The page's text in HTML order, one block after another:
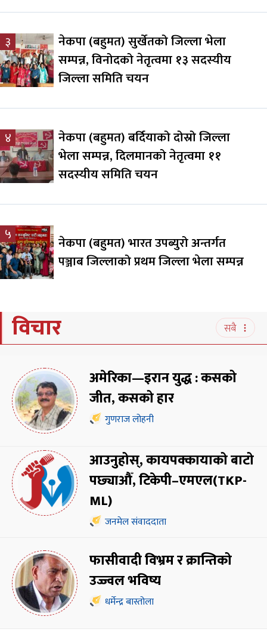
३
नेकपा (बहुमत) सुर्खेतको जिल्ला भेला
सम्पन्न, विनोदको नेतृत्वमा १३ सदस्यीय
जिल्ला समिति चयन
४
नेकपा (बहुमत) बर्दियाको दोस्रो जिल्ला
भेला सम्पन्न, दिलमानको नेतृत्वमा ११
सदस्यीय समिति चयन
५
नेकपा (बहुमत) भारत उपब्युरो अन्तर्गत
पञ्जाब जिल्लाको प्रथम जिल्ला भेला सम्पन्न
विचार सबै
अमेरिका—इरान युद्ध : कसको
जीत, कसको हार
गुणराज लोहनी
आउनुहोस्, कायपक्कायाको बाटो
पछ्याऔँ, टिकेपी–एमएल(TKP-
ML)
जनमेल संवाददाता
फासीवादी विभ्रम र क्रान्तिको
उज्ज्वल भविष्य
धर्मेन्द्र बास्तोला